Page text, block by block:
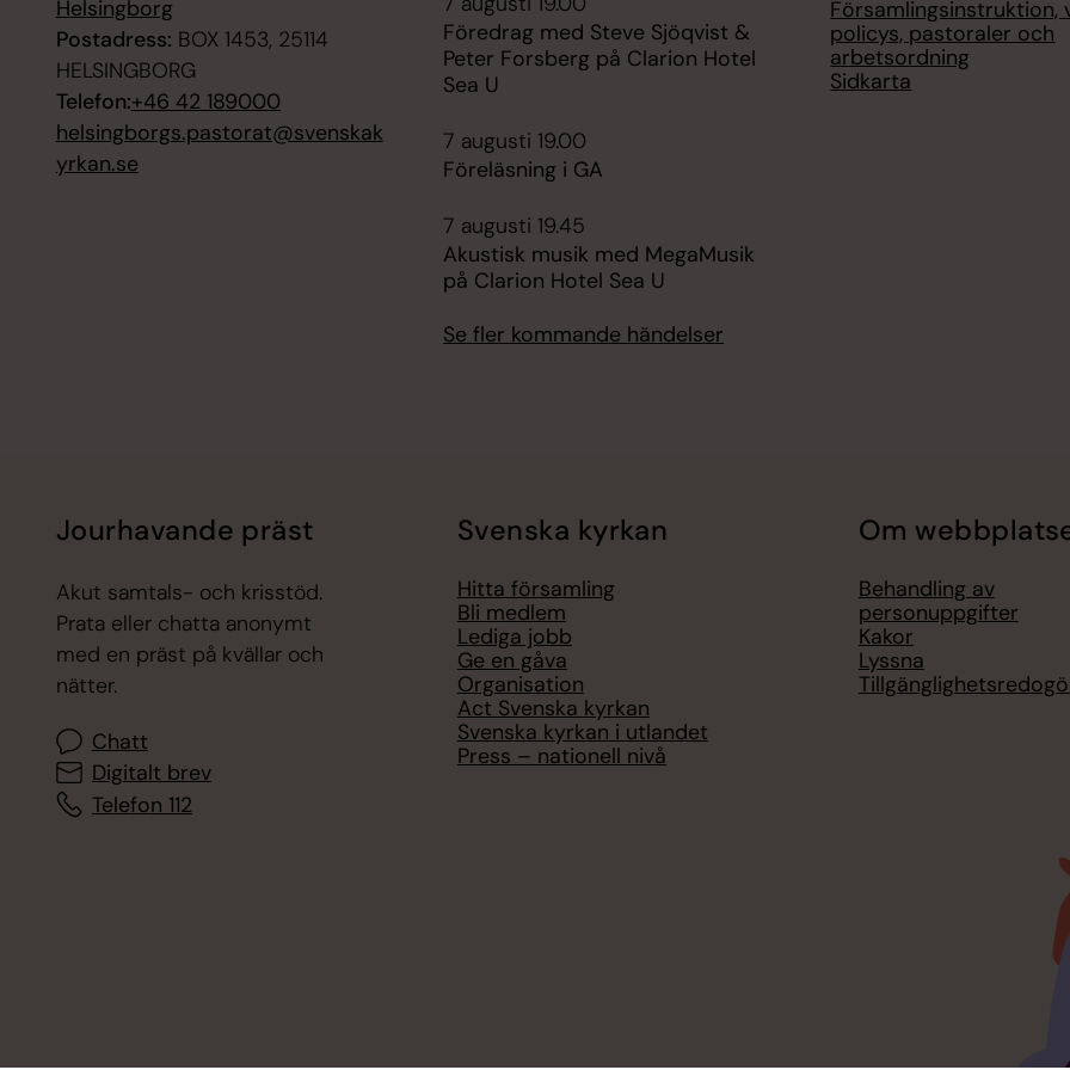
Helsingborg
Postadress: BOX 1453, 25114
HELSINGBORG
Telefon:+46 42 189000
helsingborgs.pastorat@svenskak
yrkan.se
Föredrag med Steve Sjöqvist &
Peter Forsberg på Clarion Hotel
Sea U
7 augusti 19.00
Föreläsning i GA
7 augusti 19.45
Akustisk musik med MegaMusik
på Clarion Hotel Sea U
Se fler kommande händelser
Församlingsinstruktion,
policys, pastoraler och
arbetsordning
Sidkarta
Jourhavande präst
Akut samtals- och krisstöd.
Prata eller chatta anonymt
med en präst på kvällar och
nätter.
Chatt
Digitalt brev
Telefon 112
Svenska kyrkan
Hitta församling
Bli medlem
Lediga jobb
Ge en gåva
Organisation
Act Svenska kyrkan
Svenska kyrkan i utlandet
Press – nationell nivå
Om
Behandling av
personuppgifter
Kakor
Lyssna